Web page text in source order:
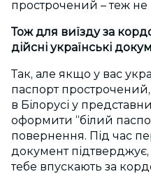
прострочений – теж не
Тож для виїзду за
дійсні українські
Так, але якщо у вас
паспорт прострочений,
в Білорусі у
оформити “білий
повернення. Під час
документ підтверджує,
тебе впускають за